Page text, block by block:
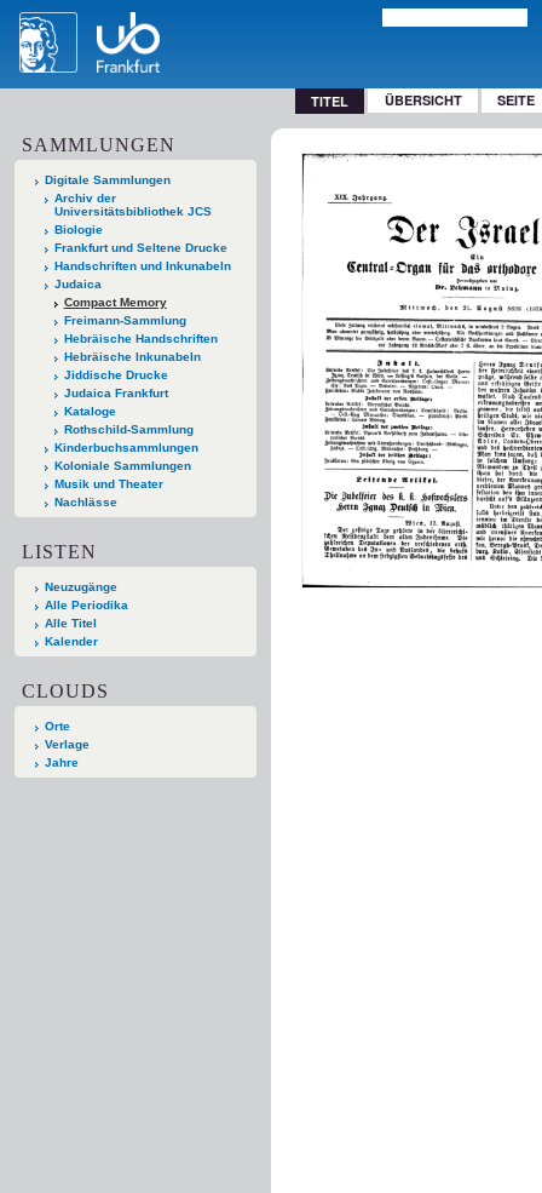
TITEL ÜBERSICHT SEITE
SAMMLUNGEN
Digitale Sammlungen
Archiv der
Universitätsbibliothek JCS
Biologie
Frankfurt und Seltene Drucke
Handschriften und Inkunabeln
Judaica
Compact Memory
Freimann-Sammlung
Hebräische Handschriften
Hebräische Inkunabeln
Jiddische Drucke
Judaica Frankfurt
Kataloge
Rothschild-Sammlung
Kinderbuchsammlungen
Koloniale Sammlungen
Musik und Theater
Nachlässe
LISTEN
Neuzugänge
Alle Periodika
Alle Titel
Kalender
CLOUDS
Orte
Verlage
Jahre